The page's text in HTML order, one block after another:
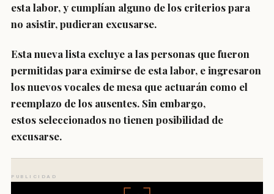
esta labor, y cumplían alguno de los criterios para
no asistir,pudieran excusarse.
Esta nueva lista excluye a las personas que fueron
permitidas para eximirse de esta labor, e ingresaron
losnuevos vocales de mesa que actuarán como el
reemplazo de los ausentes. Sin embargo,
estos seleccionados no tienen posibilidad de
excusarse.
PUBLICIDAD